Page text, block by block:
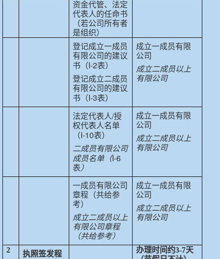
资金代管、法定
代表人的任命书
（若公司所有者
是组织）
登记成立一成员
有限公司的建议
书（I-2表）
登记成立二成员
有限公司的建议
书（I-3表）
成立一成员有限
公司
成立二成员以上
有限公司
法定代表人/授
权代表人名单
（I-10表）
二成员有限公司
成员名单（I-6
表）
成立一成员有限
公司
成立二成员以上
有限公司
一成员有限公司
章程（共给参
考）
成立二成员以上
有限公司章程
（共给参考）
成立一成员有限
公司
成立二成员以上
有限公司
2 执照签发程 办理时间约3-7天